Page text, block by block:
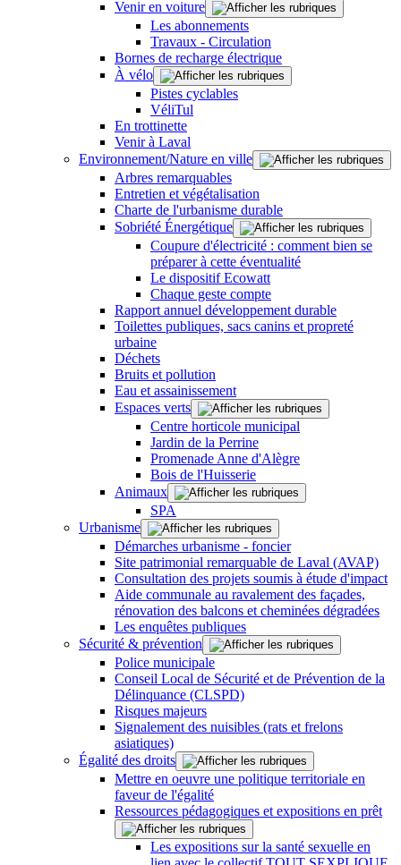
Venir en voiture
Les abonnements
Travaux - Circulation
Bornes de recharge électrique
À vélo
Pistes cyclables
VéliTul
En trottinette
Venir à Laval
Environnement/Nature en ville
Arbres remarquables
Entretien et végétalisation
Charte de l'urbanisme durable
Sobriété Énergétique
Coupure d'électricité : comment bien se
préparer à cette éventualité
Le dispositif Ecowatt
Chaque geste compte
Rapport annuel développement durable
Toilettes publiques, sacs canins et propreté
urbaine
Déchets
Bruits et pollution
Eau et assainissement
Espaces verts
Centre horticole municipal
Jardin de la Perrine
Promenade Anne d'Alègre
Bois de l'Huisserie
Animaux
SPA
Urbanisme
Démarches urbanisme - foncier
Site patrimonial remarquable de Laval (AVAP)
Consultation des projets soumis à étude d'impact
Aide communale au ravalement des façades,
rénovation des balcons et cheminées dégradées
Les enquêtes publiques
Sécurité & prévention
Police municipale
Conseil Local de Sécurité et de Prévention de la
Délinquance (CLSPD)
Risques majeurs
Signalement des nuisibles (rats et frelons
asiatiques)
Égalité des droits
Mettre en oeuvre une politique territoriale en
faveur de l'égalité
Ressources pédagogiques et expositions en prêt
Les expositions sur la santé sexuelle en